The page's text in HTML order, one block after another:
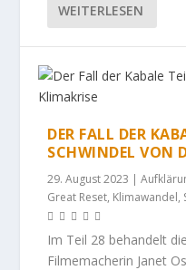
WEITERLESEN
DER FALL DER
SCHWINDEL VON
29. August 2023 |
Great Reset, Klimawandel,
Im Teil 28 behandelt
Filmemacherin Janet